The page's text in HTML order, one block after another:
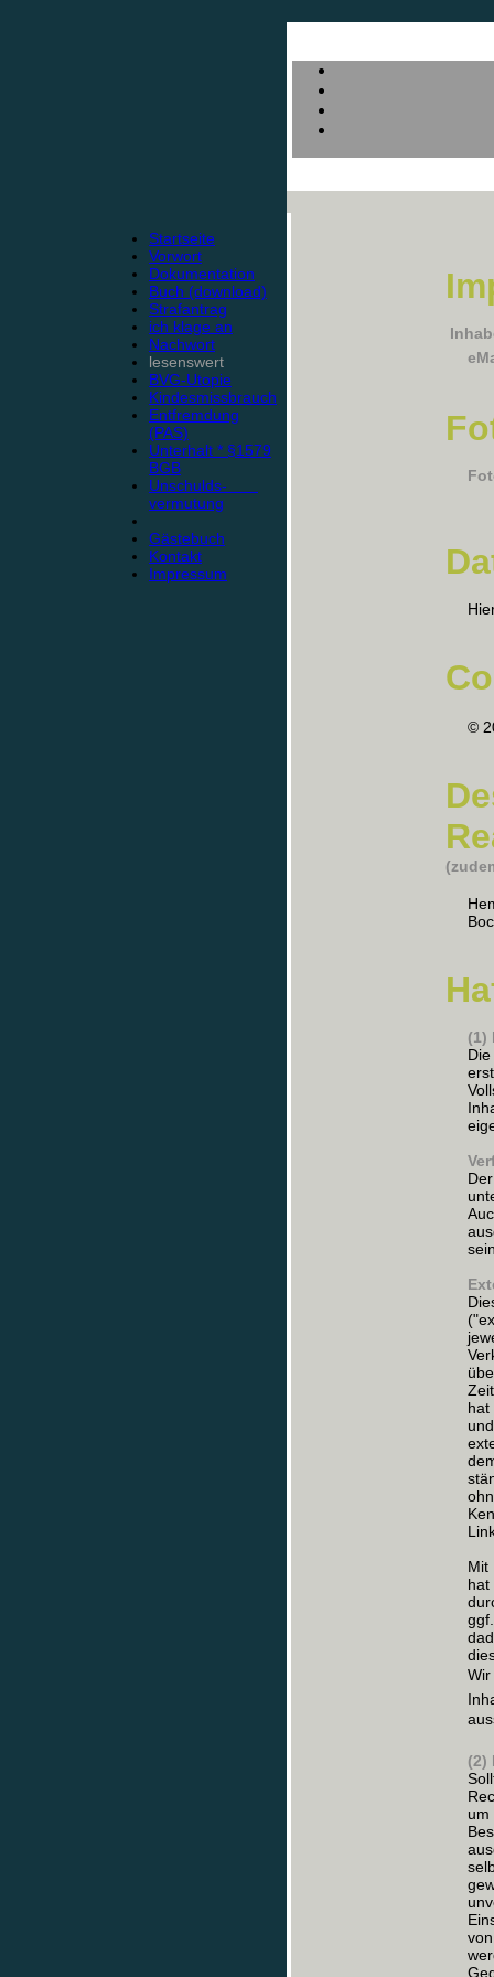
Startseite
Vorwort
Dokumentation
Buch (download)
Strafantrag
ich klage an
Nachwort
lesenswert
BVG-Utopie
Kindesmissbrauch
Entfremdung
(PAS)
Unterhalt * §1579
BGB
Unschulds-
vermutung
Gästebuch
Kontakt
Impressum
©
(1)
hat
Mit
hat
(2)
um